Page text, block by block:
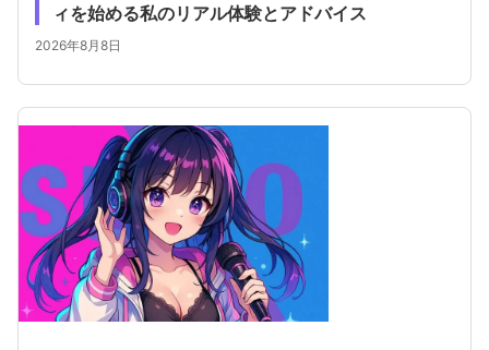
ィを始める私のリアル体験とアドバイス
2026年8月8日